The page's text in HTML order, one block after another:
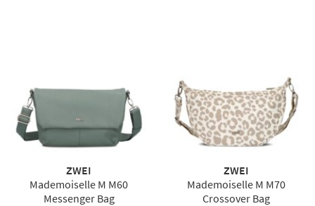
ZWEI
Mademoiselle M M60
Messenger Bag
ZWEI
Mademoiselle M M70
Crossover Bag